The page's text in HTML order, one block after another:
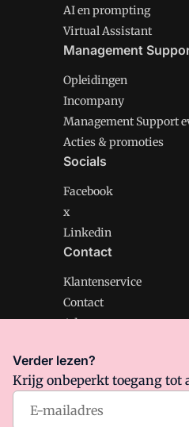
AI en prompting
Virtual Assistant
Management
Opleidingen
Incompany
Management Support
Acties & promoties
Socials
Facebook
x
Linkedin
Contact
Klantenservice
Contact
Adverteren
Management Support
Algemene Voorwaarden
Verder lezen?
Krijg onbeperkt toegang tot